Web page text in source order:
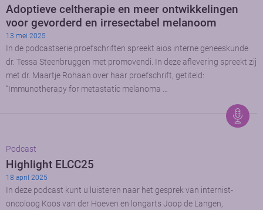
Adoptieve celtherapie en meer ontwikkelingen
voor gevorderd en irresectabel melanoom
13 mei 2025
In de podcastserie proefschriften spreekt aios interne geneeskunde
dr. Tessa Steenbruggen met promovendi. In deze aflevering spreekt zij
met dr. Maartje Rohaan over haar proefschrift, getiteld:
“Immunotherapy for metastatic melanoma …
Podcast
Highlight ELCC25
18 april 2025
In deze podcast kunt u luisteren naar het gesprek van internist-
oncoloog Koos van der Hoeven en longarts Joop de Langen,